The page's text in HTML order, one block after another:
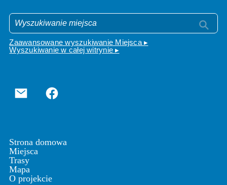
Zaawansowane wyszukiwanie Miejsca ▸
Wyszukiwanie w całej witrynie ▸
Strona domowa
Miejsca
Trasy
Mapa
O projekcie